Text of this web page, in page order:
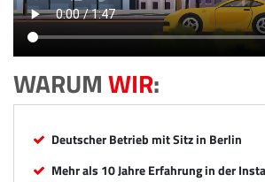
WARUMWIR:
Deutscher Betrieb mit Sitz in Berlin
Mehr als 10 Jahre Erfahrung in der